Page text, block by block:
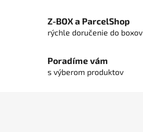
Z-BOX a ParcelShop
rýchle doručenie do boxov
Poradíme vám
s výberom produktov